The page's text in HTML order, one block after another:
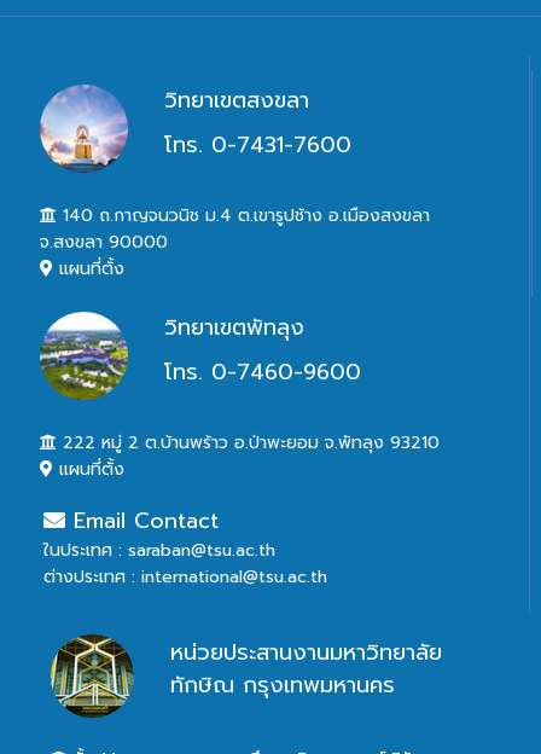
วิทยาเขตสงขลา
โทร. 0-7431-7600
140 ถ.กาญจนวนิช ม.4 ต.เขารูปช้าง อ.เมืองสงขลา
จ.สงขลา 90000
แผนที่ตั้ง
วิทยาเขตพัทลุง
โทร. 0-7460-9600
222 หมู่ 2 ต.บ้านพร้าว อ.ป่าพะยอม จ.พัทลุง 93210
แผนที่ตั้ง
Email Contact
ในประเทศ : saraban@tsu.ac.th
ต่างประเทศ : international@tsu.ac.th
หน่วยประสานงานมหาวิทยาลัย
ทักษิณ กรุงเทพมหานคร